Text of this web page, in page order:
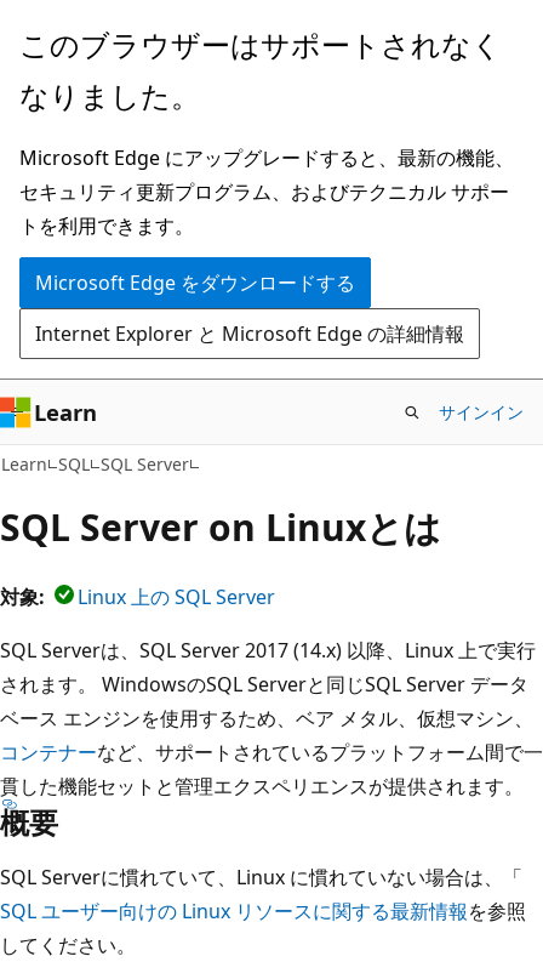
メ
ン
ン
テ
ン
ツ
に
ス
キ
ッ
プ
このブラウザーはサポートされなく
なりました。
Microsoft Edge にアップグレードすると、最新の機能、
セキュリティ更新プログラム、およびテクニカル サポー
トを利用できます。
Microsoft Edge をダウンロードする
Internet Explorer と Microsoft Edge の詳細情報
Learn サインイン
Learn SQL SQL Server
SQL Server on Linuxとは
対象:
Linux 上の SQL Server
SQL Serverは、SQL Server 2017 (14.x) 以降、Linux 上で実行
されます。 WindowsのSQL Serverと同じSQL Server データ
ベース エンジンを使用するため、ベア メタル、仮想マシン、
コンテナーなど、サポートされているプラットフォーム間で一
貫した機能セットと管理エクスペリエンスが提供されます。
概要
SQL Serverに慣れていて、Linux に慣れていない場合は、「
SQL ユーザー向けの Linux リソースに関する最新情報を参照
してください。